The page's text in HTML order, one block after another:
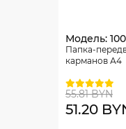
Модель:
Папка-
карманов А4
55.81 BYN
51.20